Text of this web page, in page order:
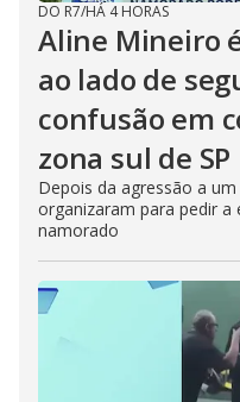
DO R7/HÁ 4 HORAS
Aline Mineiro
ao lado de
confusão em
zona sul de SP
Depois da agressão a
organizaram para pedir a
namorado